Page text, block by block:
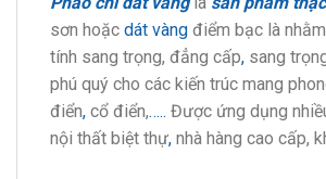
sơn hoặc dát vàng điểm bạc là
tính sang trọng, đẳng cấp, sang
phú quý cho các kiến trúc mang
điển, cổ điển,….. Được ứng dụng
nội thất biệt thự, nhà hàng cao cấp,